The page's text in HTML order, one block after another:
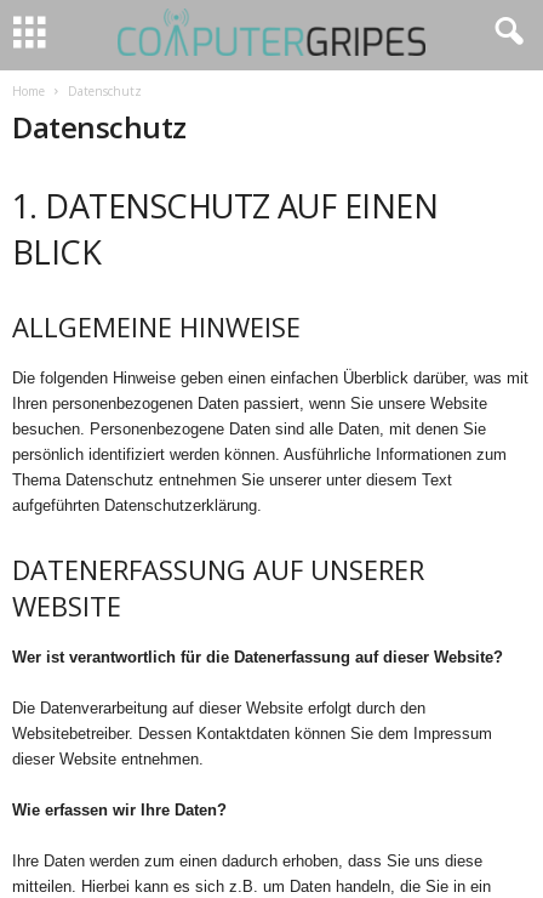
Home Datenschutz
Datenschutz
1. DATENSCHUTZ AUF EINEN
BLICK
ALLGEMEINE HINWEISE
Die folgenden Hinweise geben einen einfachen Überblick darüber, was mit
Ihren personenbezogenen Daten passiert, wenn Sie unsere Website
besuchen. Personenbezogene Daten sind alle Daten, mit denen Sie
persönlich identifiziert werden können. Ausführliche Informationen zum
Thema Datenschutz entnehmen Sie unserer unter diesem Text
aufgeführten Datenschutzerklärung.
DATENERFASSUNG AUF UNSERER
WEBSITE
Wer ist verantwortlich für die Datenerfassung auf dieser Website?
Die Datenverarbeitung auf dieser Website erfolgt durch den
Websitebetreiber. Dessen Kontaktdaten können Sie dem Impressum
dieser Website entnehmen.
Wie erfassen wir Ihre Daten?
Ihre Daten werden zum einen dadurch erhoben, dass Sie uns diese
mitteilen. Hierbei kann es sich z.B. um Daten handeln, die Sie in ein